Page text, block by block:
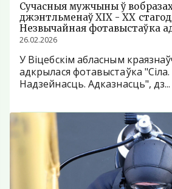
Сучасныя мужчыны ў
джэнтльменаў XIX - ХХ
Незвычайная фотавыстаўка
Віцебску
26.02.2026
У Віцебскім абласным
адкрылася фотавыстаўка "Сіла.
Надзейнасць. Адказнасць", дз...